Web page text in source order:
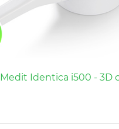
Medit Identica i500 - 3D